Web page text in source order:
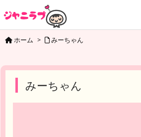
ホーム > みーちゃん
みーちゃん